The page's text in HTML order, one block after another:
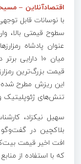
اقتصادآنلاین –
با نوسانات قابل
سطوح قیمتی بالا،
عنوان پادشاه
میان 10
قیمت بزرگ‌ترین
این ریزش مطرح
تنش‌های ژئوپلیتیک
سهیل نیکزاد،
بلاکچین در
افت اخیر قیمت
که با استفاده از